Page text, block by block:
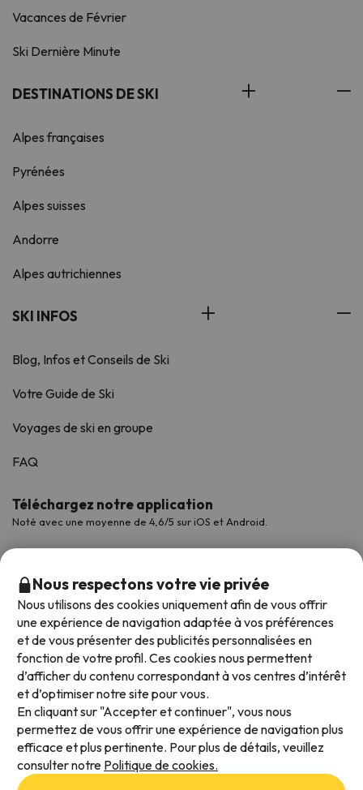
Vacances de Février
Ski Dernière Minute
DESTINATIONS DE SKI
Alpes françaises
Pyrénées
Alpes suisses
Andorre
Alpes autrichiennes
SKI INFOS
Blog, Infos et Conseils de Ski
Votre Guide de Ski
Voyages de ski en groupe
FAQ
Téléchargez notre application
Noté avec une moyenne de 4,6/5 sur iOS et Android.
Modes de paiement disponibles
Nous respectons votre vie privée
Nous utilisons des cookies uniquement afin de vous offrir
une expérience de navigation adaptée à vos préférences
et de vous présenter des publicités personnalisées en
fonction de votre profil. Ces cookies nous permettent
d’afficher du contenu correspondant à vos centres d’intérêt
et d’optimiser notre site pour vous.
En cliquant sur "Accepter et continuer", vous nous
permettez de vous offrir une expérience de navigation plus
efficace et plus pertinente. Pour plus de détails, veuillez
consulter notre Politique de cookies.